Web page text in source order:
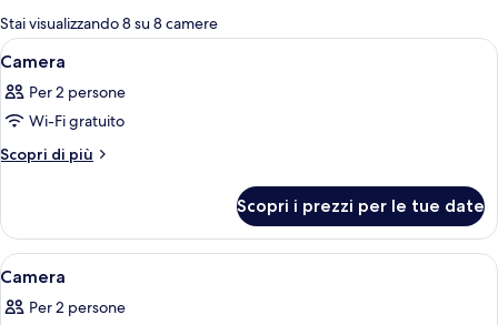
per
le
camere
Stai visualizzando 8 su 8 camere
Apri
tutte
le
foto
per
Camera d'albergo con due letti, una
8
Camera
Per 2 persone
Wi-Fi gratuito
Scopri di più
Altri
Scopri i prezzi per le tue date
Apri
tutte
le
Una camera d'albergo con un letto
9
Camera
Per 2 persone